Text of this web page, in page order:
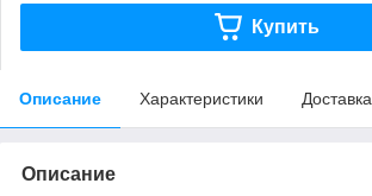
Купить
Описание Характеристики Доставка
Описание